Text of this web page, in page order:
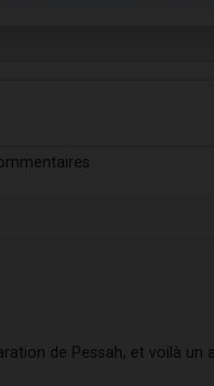
de Pessah, et voilà